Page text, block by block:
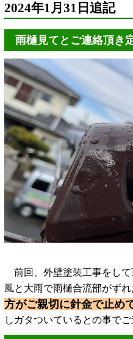
2024年1月31日追記
雨樋見てとご連絡頂き
前回、外壁塗装工事をして
風と大雨で雨樋合流部がず
方がご親切に針金で止め
しガタついているとの事でご